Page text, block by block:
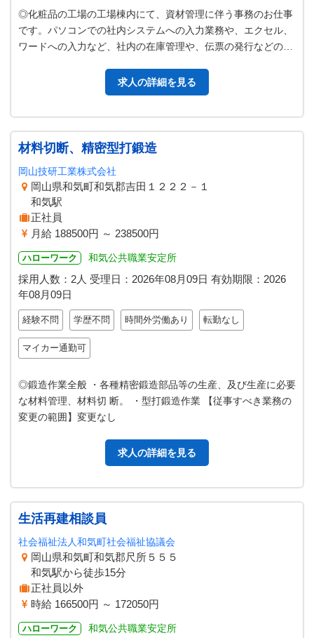
◎化粧品の工場の工場棟内にて、資材管理に伴う事務のお仕事
です。パソコンでの社内システムへの入力業務や、エクセル、
ワードへの入力など、社内の在庫管理や、伝票の発行などのお
求人の詳細を見る
材料切断、精密型打鍛造
岡山技研工業株式会社
岡山県和気町和気郡吉田１２２２－１
和気駅
正社員
月給 188500円 ～ 238500円
ハローワーク 和気公共職業安定所
採用人数：2人 受理日： 2026年08月09日 有効期限： 2026
年08月09日
経験不問 学歴不問 時間外労働あり 転勤なし
マイカー通勤可
◎鍛造作業全般 ・各種精密鍛造部品等の生産、及び生産に必要
な材料管理、材料切 断。 ・型打鍛造作業 【従事すべき業務の
変更の範囲】変更なし
求人の詳細を見る
生活再建相談員
社会福祉法人和気町社会福祉協議会
岡山県和気町和気郡尺所５５５
和気駅から徒歩15分
正社員以外
時給 166500円 ～ 172050円
ハローワーク 和気公共職業安定所